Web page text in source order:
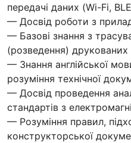
передачі даних (Wi-Fi,
— Досвід роботи з
— Базові знання з
(розведення) друкованих
— Знання англійської
розуміння технічної
— Досвід проведення
стандартів з
— Розуміння правил,
конструкторської